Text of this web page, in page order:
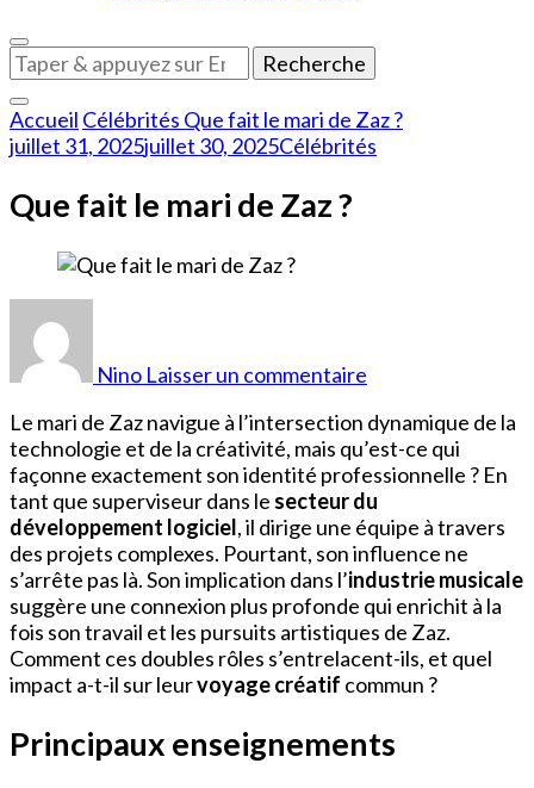
Vous
recherchiez
quelque
chose
?
Accueil Célébrités Que fait le mari de Zaz ?
juillet 31, 2025juillet 30, 2025Célébrités
Que fait le mari de Zaz ?
Nino Laisser un commentaire
le
mari
de
Zaz
?
Le mari de Zaz navigue à l’intersection dynamique de la
technologie et de la créativité, mais qu’est-ce qui
façonne exactement son identité professionnelle ? En
tant que superviseur dans le secteur du
développement logiciel, il dirige une équipe à travers
des projets complexes. Pourtant, son influence ne
s’arrête pas là. Son implication dans l’industrie musicale
suggère une connexion plus profonde qui enrichit à la
fois son travail et les pursuits artistiques de Zaz.
Comment ces doubles rôles s’entrelacent-ils, et quel
impact a-t-il sur leurvoyage créatif commun ?
Principaux enseignements